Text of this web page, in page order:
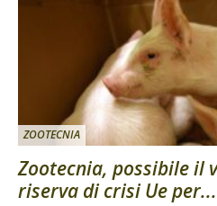
ZOOTECNIA
Zootecnia, possibile il
riserva di crisi Ue per...